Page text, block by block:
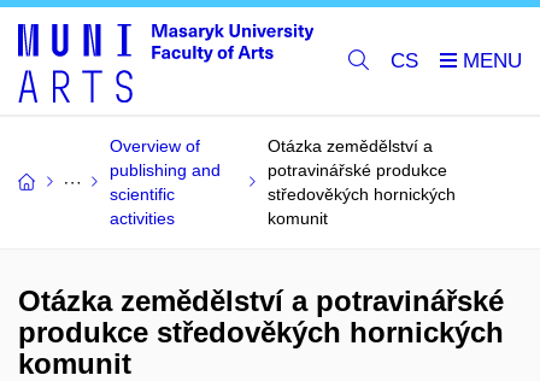
CS
Overview of
publishing and
scientific
activities
Otázka zemědělství a
potravinářské produkce
středověkých hornických
komunit
Otázka zemědělství a potravinářské
produkce středověkých hornických
komunit